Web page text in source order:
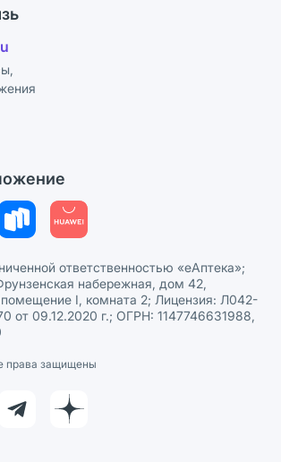
ЕАПТЕКЕ
соглашение
обработки персональных данных
ответственностью «еАптека»;
набережная, дом 42,
I, комната 2; Лицензия: Л042-
от 09.12.2020 г.; ОГРН: 1147746631988,
права защищены